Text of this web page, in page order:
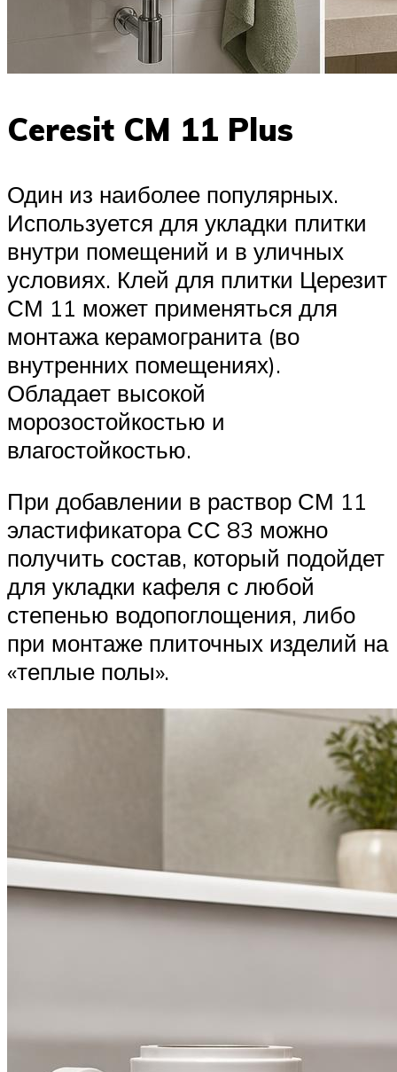
Ceresit CM 11 Plus
Один из наиболее популярных.
Используется для укладки плитки
внутри помещений и в уличных
условиях. Клей для плитки Церезит
СМ 11 может применяться для
монтажа керамогранита (во
внутренних помещениях).
Обладает высокой
морозостойкостью и
влагостойкостью.
При добавлении в раствор СМ 11
эластификатора СС 83 можно
получить состав, который подойдет
для укладки кафеля с любой
степенью водопоглощения, либо
при монтаже плиточных изделий на
«теплые полы».